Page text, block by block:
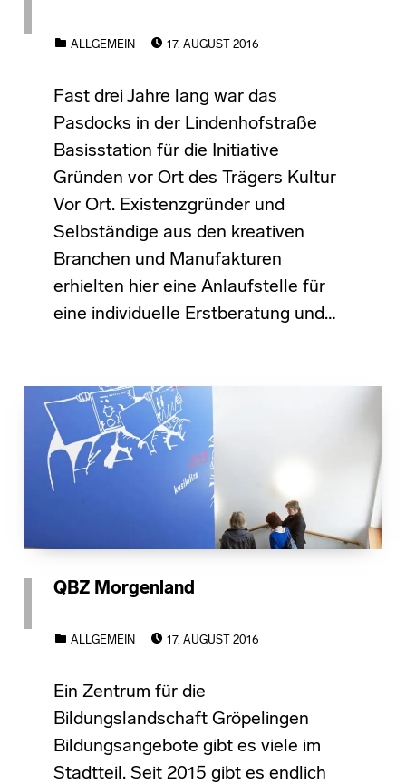
ALLGEMEIN
17. AUGUST 2016
Fast drei Jahre lang war das
Pasdocks in der Lindenhofstraße
Basisstation für die Initiative
Gründen vor Ort des Trägers Kultur
Vor Ort. Existenzgründer und
Selbständige aus den kreativen
Branchen und Manufakturen
erhielten hier eine Anlaufstelle für
eine individuelle Erstberatung und…
QBZ Morgenland
ALLGEMEIN
17. AUGUST 2016
Ein Zentrum für die
Bildungslandschaft Gröpelingen
Bildungsangebote gibt es viele im
Stadtteil. Seit 2015 gibt es endlich